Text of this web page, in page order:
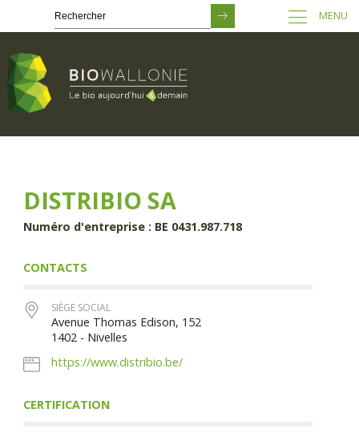
principal
MENU
DISTRIBIO SA
Numéro d'entreprise : BE 0431.987.718
CONTACTS
SIÈGE SOCIAL
Avenue Thomas Edison, 152
1402 - Nivelles
https://www.distribio.be/
CERTIFICATION